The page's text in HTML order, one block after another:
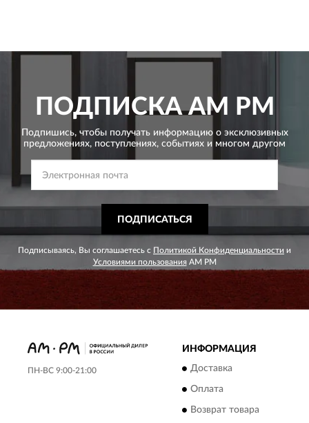
ПОДПИСКАAM PM
Подпишись, чтобы получать информацию о эксклюзивных
предложениях, поступлениях, событиях и многом другом
ПОДПИСАТЬСЯ
Подписываясь, Вы соглашаетесь с Политикой Конфиденциальности и
Условиями пользования AM PM
ПН-ВС 9:00-21:00
ИНФОРМАЦИЯ
Доставка
Оплата
Возврат товара